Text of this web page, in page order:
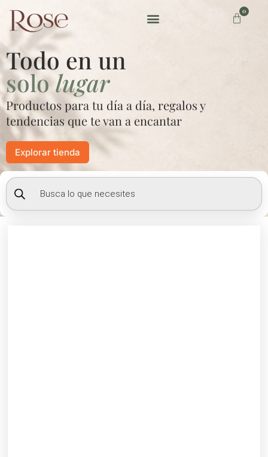
contenido
0
Carrito
Todo en un
sololugar
Productos para tu día a día, regalos y
tendencias que te van a encantar
Explorar tienda
Búsqueda
de
productos